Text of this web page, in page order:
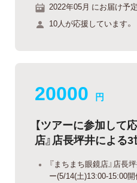
2022年05月 にお届け予定
10人が応援しています。
20000 円
【ツアーに参加して
店』店長坪井による
『まちまち眼鏡店』店長
ー(5/14(土)13:00-15:00